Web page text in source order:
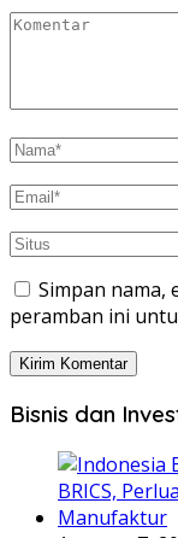
Simpan nama,
peramban ini
Bisnis dan